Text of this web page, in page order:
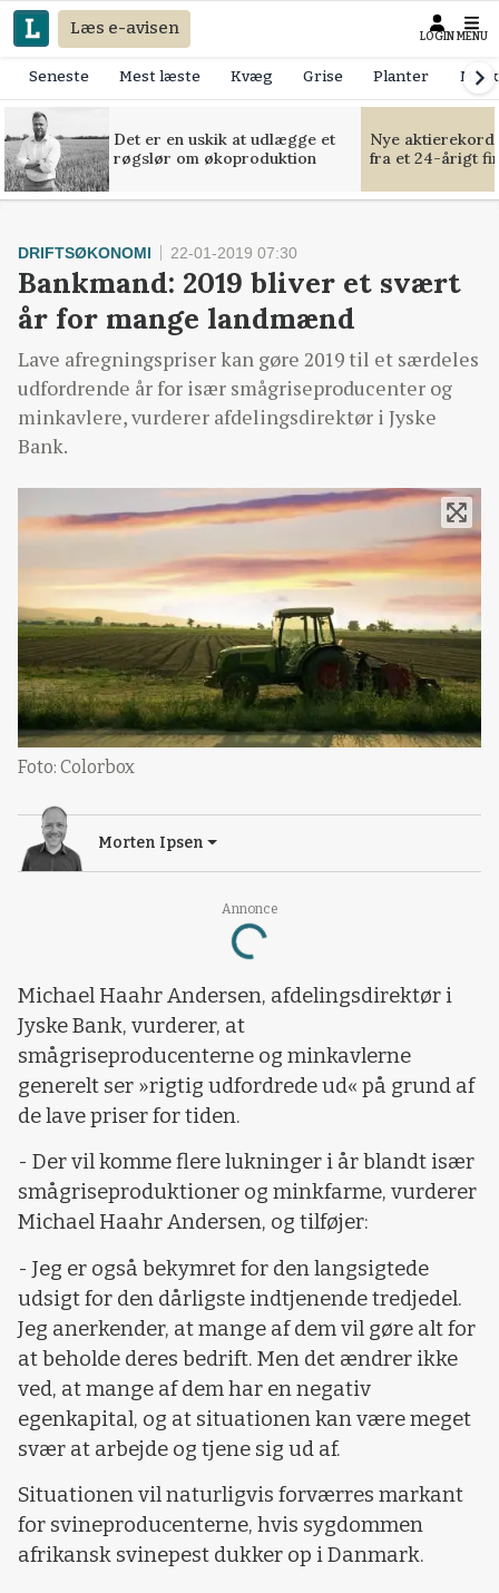
Læs e-avisen LOGIN MENU
Seneste Mest læste Kvæg Grise Planter
Det er en uskik at udlægge et
røgslør om økoproduktion
Nye
fra et 24-årigt
Annonce
Loading...
DRIFTSØKONOMI 22-01-2019 07:30
Bankmand: 2019 bliver et svært
år for mange landmænd
Lave afregningspriser kan gøre 2019 til et særdeles
udfordrende år for især smågriseproducenter og
minkavlere, vurderer afdelingsdirektør i Jyske
Bank.
Foto: Colorbox
Morten Ipsen
Michael Haahr Andersen, afdelingsdirektør i
Jyske Bank, vurderer, at
smågriseproducenterne og minkavlerne
generelt ser »rigtig udfordrede ud« på grund af
de lave priser for tiden.
- Der vil komme flere lukninger i år blandt især
smågriseproduktioner og minkfarme, vurderer
Michael Haahr Andersen, og tilføjer:
- Jeg er også bekymret for den langsigtede
udsigt for den dårligste indtjenende tredjedel.
Jeg anerkender, at mange af dem vil gøre alt for
at beholde deres bedrift. Men det ændrer ikke
ved, at mange af dem har en negativ
egenkapital, og at situationen kan være meget
svær at arbejde og tjene sig ud af.
Situationen vil naturligvis forværres markant
for svineproducenterne, hvis sygdommen
afrikansk svinepest dukker op i Danmark.